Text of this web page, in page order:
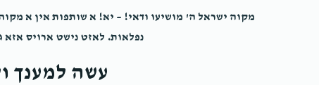
מקוה ישראל ה' מושיעו ודאי! – יא! א שותפות אין א
נפלאות. לאזט נישט ארויס אזא
עשה למענך